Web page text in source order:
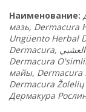
Наименование:
мазь, Dermacura
Ungüento Herbal
Dermacura, العشبي
Dermacura
майы, Dermacura
Dermacura
Дермакура